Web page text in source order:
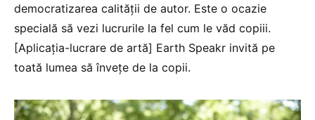
democratizarea calității de autor. Este o ocazie
specială să vezi lucrurile la fel cum le văd copiii.
[Aplicația-lucrare de artă] Earth Speakr invită pe
toată lumea să învețe de la copii.